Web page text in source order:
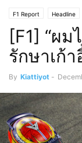
F1 Report Headline
[F1] “ผ
รักษาเก้
By Kiattiyot -